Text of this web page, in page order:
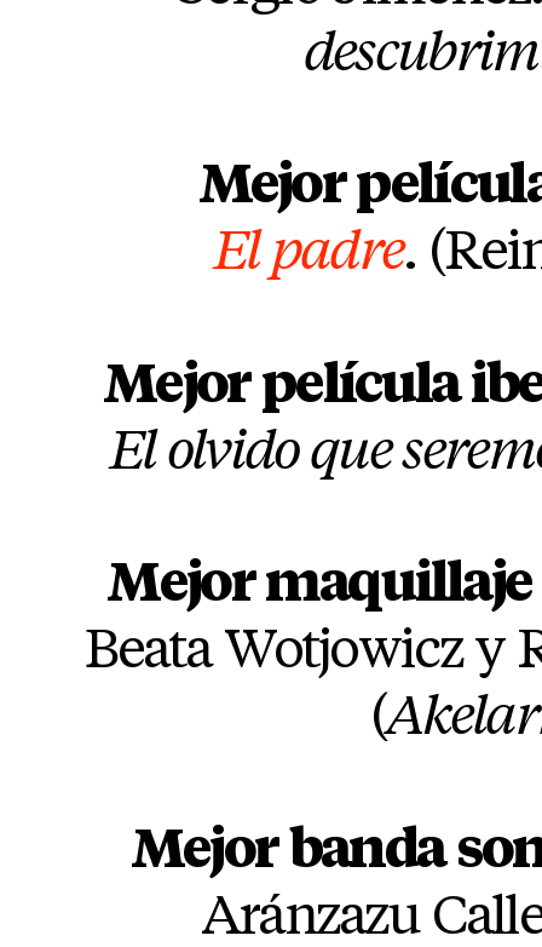
Mejor
El padre.
Mejor película
El olvido que
Mejor
Beata Wotjowicz y
(
Mejor banda
Aránzazu